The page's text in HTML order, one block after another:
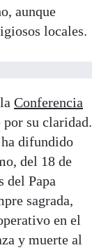
aunque
locales.
Conferencia
por su claridad.
difundido
del 18 de
del Papa
sagrada,
en el
y muerte al